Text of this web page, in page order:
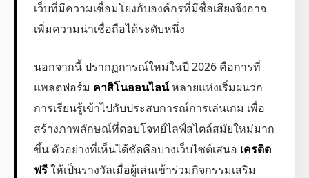
เว็บที่มีความเชื่อมโยงกับองค์กรที่มีชื่อเสียงจึงอาจ
เพิ่มความน่าเชื่อถือได้ระดับหนึ่ง
นอกจากนี้ ปรากฏการณ์ใหม่ในปี 2026 คือการที่
แพลตฟอร์ม คาสิโนออนไลน์หลายแห่งเริ่มผนวก
การเรียนรู้เข้าไปกับประสบการณ์การเล่นเกม เพื่อ
สร้างภาพลักษณ์ที่ตอบโจทย์ไลฟ์สไตล์สมัยใหม่มาก
ขึ้น ตัวอย่างที่เห็นได้ชัดคือบางเว็บไซต์เสนอ เครดิต
ฟรีให้เป็นรางวัลเมื่อผู้เล่นเข้าร่วมกิจกรรมเสริม